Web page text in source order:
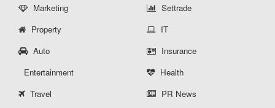
Marketing
Settrade
Property
IT
Auto
Insurance
Entertainment
Health
Travel
PR News